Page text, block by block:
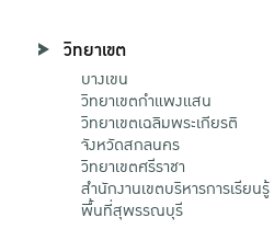
วิทยาเขต
บางเขน
วิทยาเขตกําแพงแสน
วิทยาเขตเฉลิมพระเกียรติ
จังหวัดสกลนคร
วิทยาเขตศรีราชา
สำนักงานเขตบริหารการเรียนรู้
พื้นที่สุพรรณบุรี